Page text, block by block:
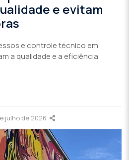
e evitam
e controle técnico em
a qualidade e a eficiência
julho de 2026